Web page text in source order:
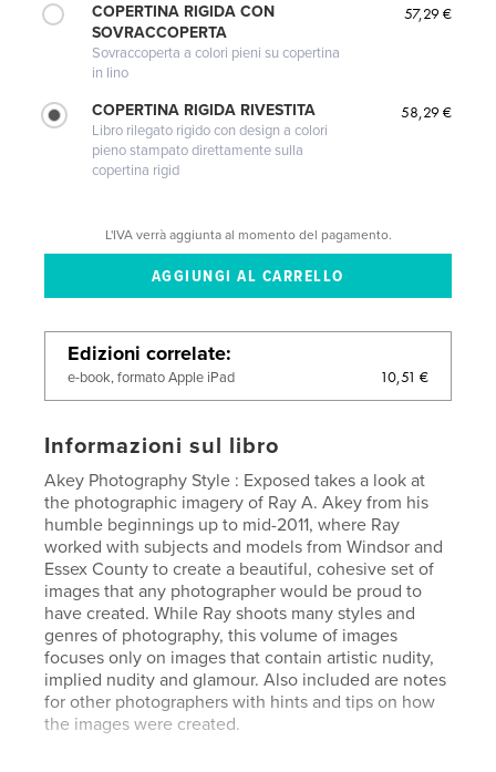
COPERTINA RIGIDA CON
SOVRACCOPERTA
Sovraccoperta a colori pieni su copertina
in lino
57,29 €
COPERTINA RIGIDA RIVESTITA
Libro rilegato rigido con design a colori
pieno stampato direttamente sulla
copertina rigid
58,29 €
L'IVA verrà aggiunta al momento del pagamento.
Edizioni correlate
e-book, formato Apple iPad 10,51 €
Informazioni sul libro
Akey Photography Style : Exposed takes a look at
the photographic imagery of Ray A. Akey from his
humble beginnings up to mid-2011, where Ray
worked with subjects and models from Windsor and
Essex County to create a beautiful, cohesive set of
images that any photographer would be proud to
have created. While Ray shoots many styles and
genres of photography, this volume of images
focuses only on images that contain artistic nudity,
implied nudity and glamour. Also included are notes
for other photographers with hints and tips on how
the images were created.